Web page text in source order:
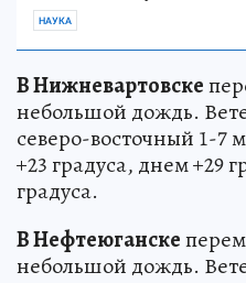
НАУКА
В Нижневартовске
небольшой дождь.
северо-восточный 1-7
+23 градуса, днем +29
градуса.
В Нефтеюганске
небольшой дождь.